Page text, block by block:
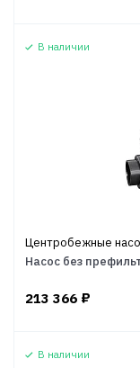
В наличии
Центробежные
Насос без
213 366 ₽
В наличии